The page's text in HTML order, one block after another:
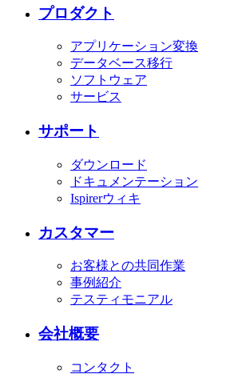
プロダクト
アプリケーション変換
データベース移行
ソフトウェア
サービス
サポート
ダウンロード
ドキュメンテーション
Ispirerウィキ
カスタマー
お客様との共同作業
事例紹介
テスティモニアル
会社概要
コンタクト